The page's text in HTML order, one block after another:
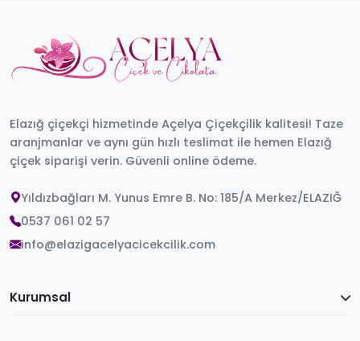
Elazığ çiçekçi hizmetinde Açelya Çiçekçilik kalitesi! Taze
aranjmanlar ve aynı gün hızlı teslimat ile hemen Elazığ
çiçek siparişi verin. Güvenli online ödeme.
Yıldızbağları M. Yunus Emre B. No: 185/A Merkez/ELAZIĞ
0537 061 02 57
info@elazigacelyacicekcilik.com
Kurumsal